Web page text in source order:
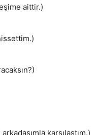
aittir.)
karşılaştım.)